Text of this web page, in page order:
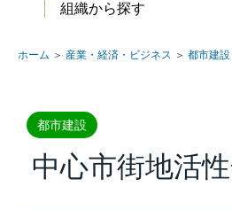
組織から探す
ホーム ＞ 産業・経済・ビジネス ＞ 都市建設
都市建設
中心市街地活